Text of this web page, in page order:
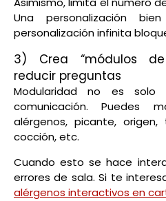
Una personalización
personalización infinita
3) Crea “módulos
reducir preguntas
Modularidad no es solo
comunicación. Puedes
alérgenos, picante,
cocción, etc.
Cuando esto se hace
errores de sala. Si te
alérgenos interactivos en